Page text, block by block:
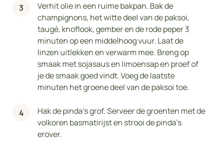
Verhit olie in een ruime bakpan. Bak de
champignons, het witte deel van de paksoi,
taugé, knoflook, gember en de rode peper 3
minuten op een middelhoog vuur. Laat de
linzen uitlekken en verwarm mee. Breng op
smaak met sojasaus en limoensap en proef of
je de smaak goed vindt. Voeg de laatste
minuten het groene deel van de paksoi toe.
Hak de pinda's grof. Serveer de groenten met de
volkoren basmatirijst en strooi de pinda's
erover.